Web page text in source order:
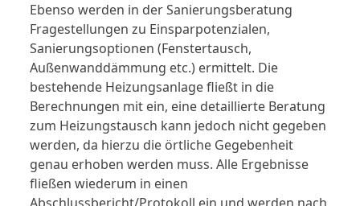
Ebenso werden in der Sanierungsberatung
Fragestellungen zu Einsparpotenzialen,
Sanierungs­optionen (Fenstertausch,
Außenwanddämmung etc.) ermittelt. Die
bestehende Heizungsanlage fließt in die
Berechnungen mit ein, eine detaillierte Beratung
zum Heizungstausch kann jedoch nicht gegeben
werden, da hierzu die örtliche Gegebenheit
genau erhoben werden muss. Alle Ergebnisse
fließen wiederum in einen